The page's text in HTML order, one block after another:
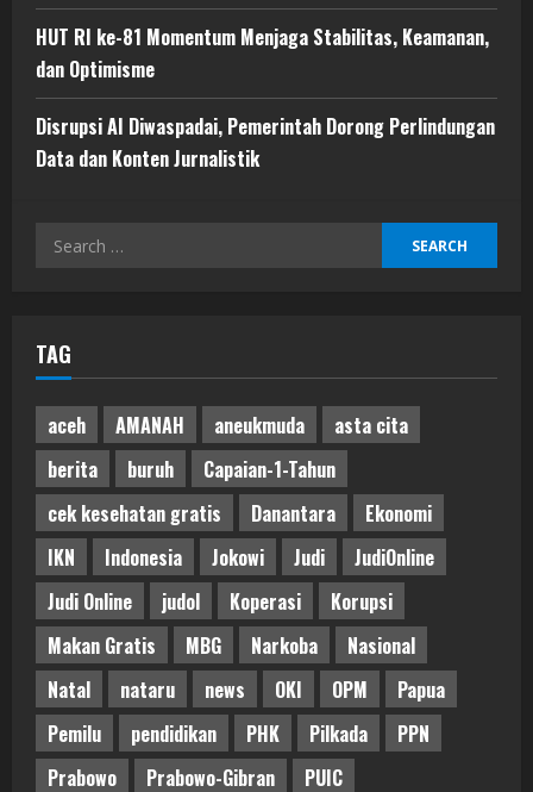
HUT RI ke-81 Momentum Menjaga Stabilitas, Keamanan,
dan Optimisme
Disrupsi AI Diwaspadai, Pemerintah Dorong Perlindungan
Data dan Konten Jurnalistik
Search
TAG
aceh AMANAH aneukmuda
asta cita
berita
buruh
Capaian-1-Tahun
cek kesehatan gratis
Danantara
Ekonomi
IKN
Indonesia Jokowi Judi
JudiOnline
Judi Online
judol Koperasi
Korupsi
Makan Gratis
MBG Narkoba
Nasional
Natal
nataru news OKI OPM
Papua
Pemilu
pendidikan PHK Pilkada
PPN
Prabowo
Prabowo-Gibran PUIC